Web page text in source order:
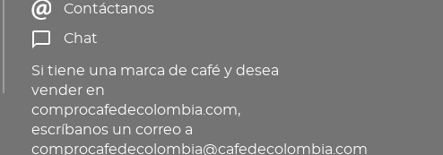
página
de
producto
Contáctanos
Chat
Si tiene una marca de café y desea
vender en
comprocafedecolombia.com,
escríbanos un correo a
comprocafedecolombia@cafedecolombia.com